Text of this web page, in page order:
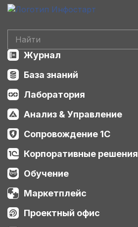
Журнал
База знаний
Лаборатория
Анализ & Управление
Сопровождение 1С
Корпоративные решения
Обучение
Маркетплейс
Проектный офис